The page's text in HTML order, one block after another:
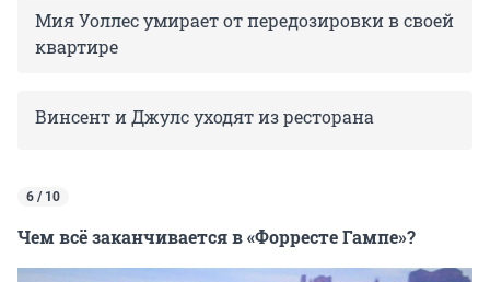
Мия Уоллес умирает от передозировки в своей
квартире
Винсент и Джулс уходят из ресторана
6 / 10
Чем всё заканчивается в «Форресте Гампе»?